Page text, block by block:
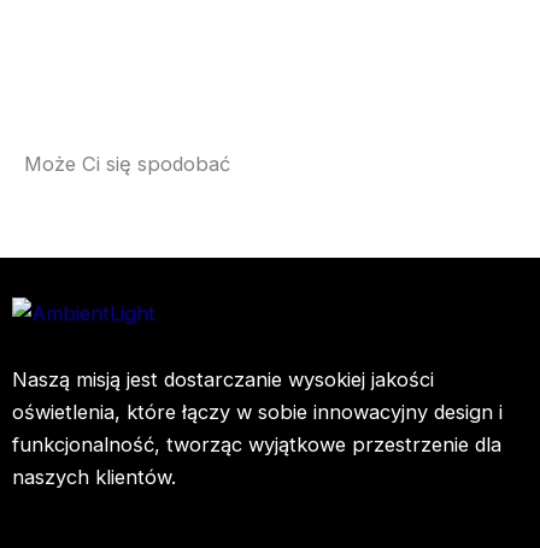
Może Ci się spodobać
Naszą misją jest dostarczanie wysokiej jakości
oświetlenia, które łączy w sobie innowacyjny design i
funkcjonalność, tworząc wyjątkowe przestrzenie dla
naszych klientów.